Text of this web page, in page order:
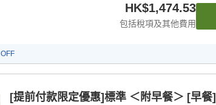
HK$1,474.53
包括稅項及其他費用
OFF
[提前付款限定優惠]標準 ＜附早餐＞ [早餐]